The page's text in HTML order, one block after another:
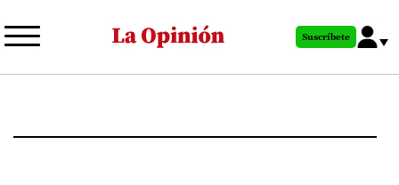
al
principal
Suscríbete